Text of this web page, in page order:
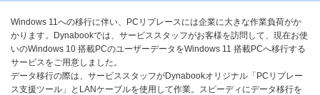
Windows 11への移行に伴い、PCリプレースには企業に大きな作業負荷がか
かります。Dynabookでは、サービススタッフがお客様を訪問して、現在お使
いのWindows 10 搭載PCのユーザーデータをWindows 11 搭載PCへ移行する
サービスをご用意しました。
データ移行の際は、サービススタッフがDynabookオリジナル「PCリプレー
ス支援ツール」とLANケーブルを使用して作業。スピーディにデータ移行を